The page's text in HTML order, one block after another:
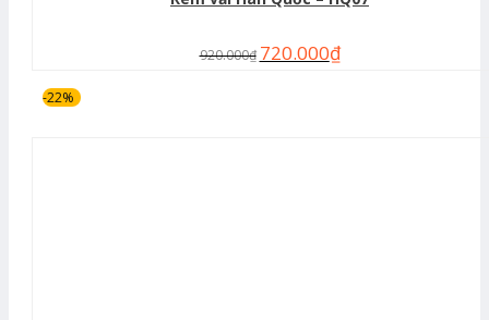
920.000₫ 720.000₫
-22%